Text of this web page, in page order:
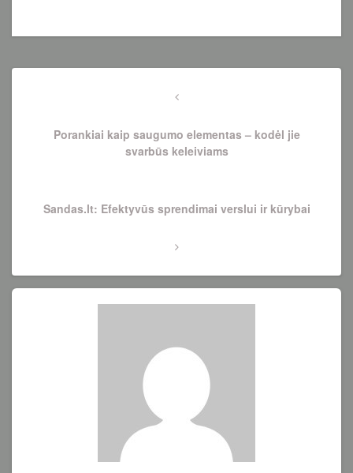
Navigacija
Previous
Porankiai kaip saugumo elementas – kodėl jie
svarbūs keleiviams
Next
Sandas.lt: Efektyvūs sprendimai verslui ir kūrybai